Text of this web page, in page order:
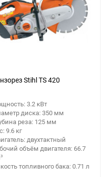
Stihl TS 420
3.2 кВт
диска: 350 мм
реза: 125 мм
9.6 кг
двухтактный
объём двигателя: 66.7
топливного бака: 0.71 л